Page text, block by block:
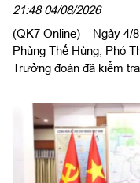
2026 tại Sư
21:48 04/08/2026
(QK7 Online) – Ngày 4/
Phùng Thế Hùng, Phó
Trưởng đoàn đã kiểm